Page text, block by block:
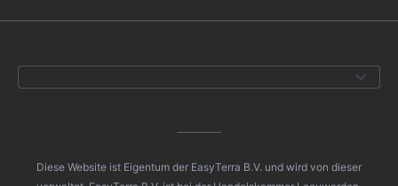
Diese Website ist Eigentum der EasyTerra B.V. und wird von dieser